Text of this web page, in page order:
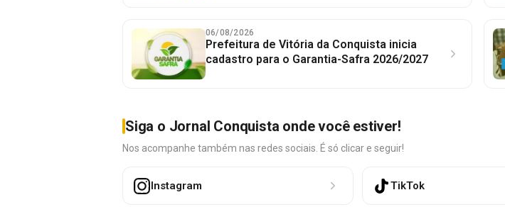
06/08/2026
Prefeitura de Vitória da Conquista inicia
cadastro para o Garantia-Safra 2026/2027
Siga o Jornal Conquista onde você estiver!
Nos acompanhe também nas redes sociais. É só clicar e seguir!
Instagram TikTok